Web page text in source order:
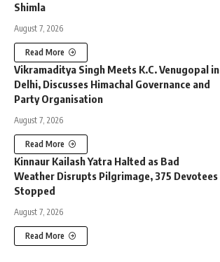
Shimla
August 7, 2026
Read More
Vikramaditya Singh Meets K.C. Venugopal in
Delhi, Discusses Himachal Governance and
Party Organisation
August 7, 2026
Read More
Kinnaur Kailash Yatra Halted as Bad
Weather Disrupts Pilgrimage, 375 Devotees
Stopped
August 7, 2026
Read More